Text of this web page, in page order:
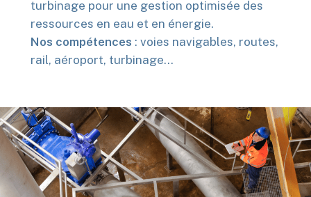
turbinage pour une gestion optimisée des
ressources en eau et en énergie.
Nos compétences : voies navigables, routes,
rail, aéroport, turbinage…